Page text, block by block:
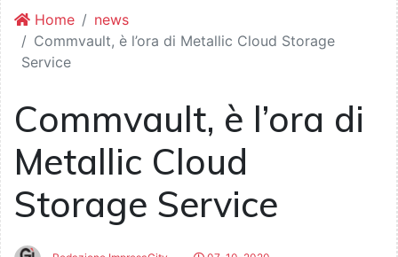
Home
news
Commvault, è l’ora di Metallic Cloud Storage
Service
Commvault, è l’ora di
Metallic Cloud
Storage Service